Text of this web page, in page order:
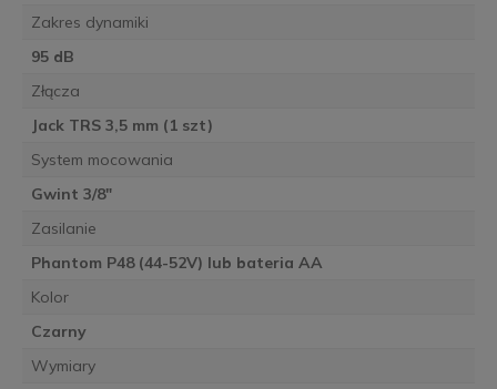
Zakres dynamiki
95 dB
Złącza
Jack TRS 3,5 mm (1 szt)
System mocowania
Gwint 3/8"
Zasilanie
Phantom P48 (44-52V) lub bateria AA
Kolor
Czarny
Wymiary